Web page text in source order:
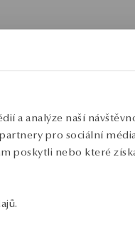
a analýze naší
pro sociální
poskytli nebo které
zvoleným kritériím